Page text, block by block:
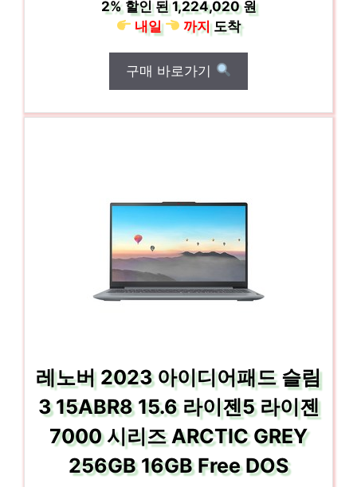
2%할인 된1,224,020 원
내일
까지도착
구매 바로가기
레노버 2023 아이디어패드 슬림
3 15ABR8 15.6 라이젠5 라이젠
7000 시리즈 ARCTIC GREY
256GB 16GB Free DOS